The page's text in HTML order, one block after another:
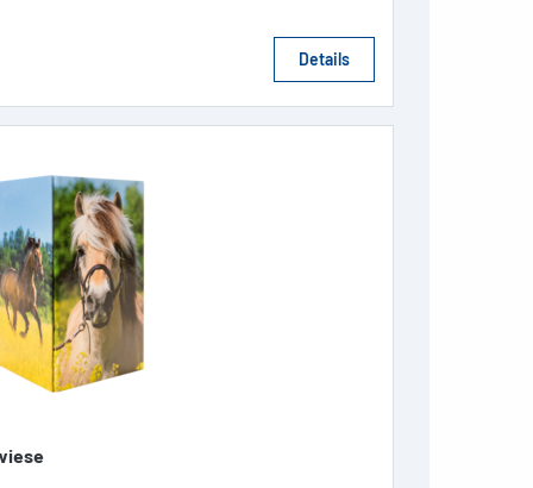
Details